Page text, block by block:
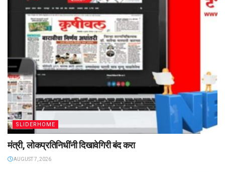
SLIDERHOME
मंत्री, लोकप्रतिनिधींनी दिखावेगिरी बंद करा
AUGUST 7, 2026